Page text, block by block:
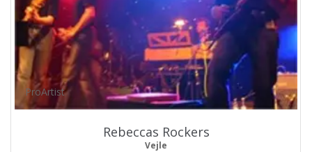
ProArtist
Rebeccas Rockers
Vejle